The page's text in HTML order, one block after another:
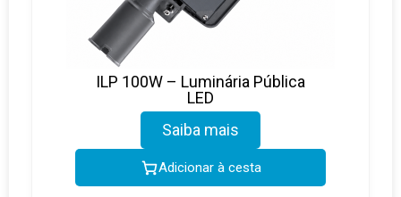
ILP 100W – Luminária Pública
LED
Saiba mais
Adicionar à cesta